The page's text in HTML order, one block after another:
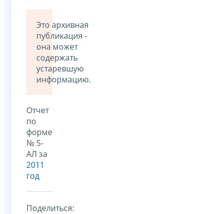
Это архивная
публикация -
она может
содержать
устаревшую
информацию.
Отчет
по
форме
№ 5-
АЛ за
2011
год
Поделиться: